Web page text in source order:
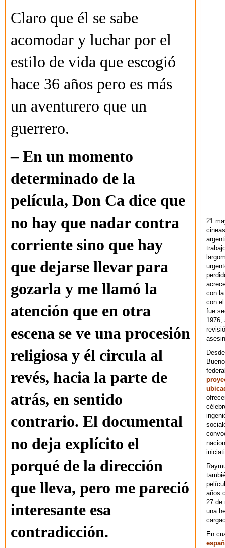
Claro que él se sabe
acomodar y luchar por el
estilo de vida que escogió
hace 36 años pero es más
un aventurero que un
guerrero.
– En un momento
determinado de la
película, Don Ca dice que
no hay que nadar contra
corriente sino que hay
que dejarse llevar para
gozarla y me llamó la
atención que en otra
escena se ve una procesión
religiosa y él circula al
revés, hacia la parte de
atrás, en sentido
contrario. El documental
no deja explícito el
porqué de la dirección
que lleva, pero me pareció
interesante esa
contradicción.
21
con
con
fue
1976,
años
27 de
una
En